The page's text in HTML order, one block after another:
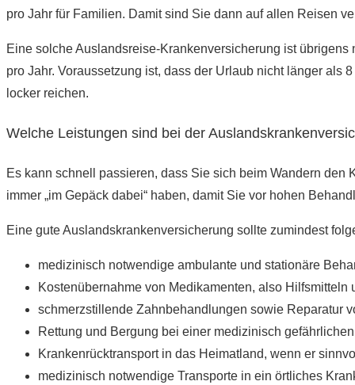
pro Jahr für Familien. Damit sind Sie dann auf allen Reisen
Eine solche Auslandsreise-Krankenversicherung ist
pro Jahr. Voraussetzung ist, dass der Urlaub nicht länger als
locker reichen.
Welche Leistungen sind bei der
Es kann schnell passieren, dass Sie sich beim Wandern
immer „im Gepäck dabei“ haben, damit Sie vor hohen
Eine gute Auslandskrankenversicherung sollte zumindest
medizinisch notwendige ambulante und stationäre
Kostenübernahme von Medikamenten, also
schmerzstillende Zahnbehandlungen sowie Reparatur
Rettung und Bergung bei einer medizinisch
Krankenrücktransport in das Heimatland, wenn er
medizinisch notwendige Transporte in ein örtliches